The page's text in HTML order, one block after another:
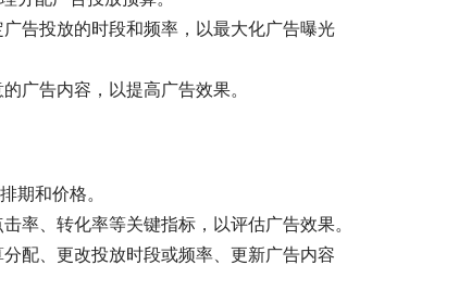
告投放的时段和频率，以最大化广告曝光
广告内容，以提高广告效果。
期和价格。
率、转化率等关键指标，以评估广告效果。
配、更改投放时段或频率、更新广告内容